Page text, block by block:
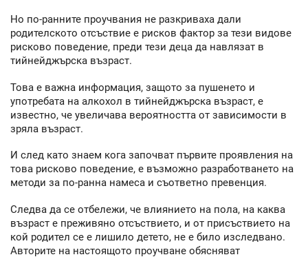
Но по-ранните проучвания не разкриваха дали
родителското отсъствие е рисков фактор за тези видове
рисково поведение, преди тези деца да навлязат в
тийнейджърска възраст.
Това е важна информация, защото за пушенето и
употребата на алкохол в тийнейджърска възраст, е
известно, че увеличава вероятността от зависимости в
зряла възраст.
И след като знаем кога започват първите проявления на
това рисково поведение, е възможно разработването на
методи за по-ранна намеса и съответно превенция.
Следва да се отбележи, че влиянието на пола, на каква
възраст е преживяно отсъствието, и от присъствието на
кой родител се е лишило детето, не е било изследвано.
Авторите на настоящото проучване обясняват